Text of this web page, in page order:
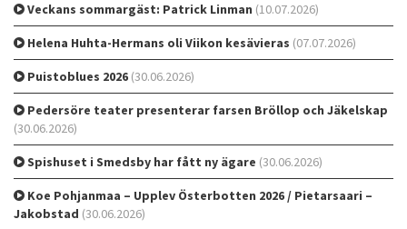
Veckans sommargäst: Patrick Linman (10.07.2026)
Helena Huhta-Hermans oli Viikon kesävieras (07.07.2026)
Puistoblues 2026 (30.06.2026)
Pedersöre teater presenterar farsen Bröllop och Jäkelskap
(30.06.2026)
Spishuset i Smedsby har fått ny ägare (30.06.2026)
Koe Pohjanmaa – Upplev Österbotten 2026 / Pietarsaari –
Jakobstad (30.06.2026)